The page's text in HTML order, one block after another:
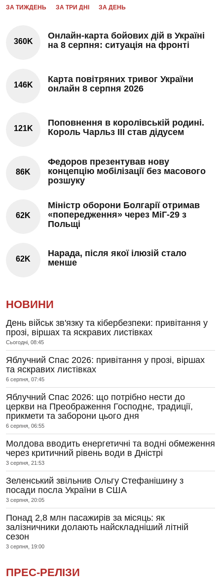
ЗА ТИЖДЕНЬ ЗА ТРИ ДНІ ЗА ДЕНЬ
360K
Онлайн-карта бойових дій в Україні
на 8 серпня: ситуація на фронті
146K
Карта повітряних тривог України
онлайн 8 серпня 2026
121K
Поповнення в королівській родині.
Король Чарльз III став дідусем
86K
Федоров презентував нову
концепцію мобілізації без масового
розшуку
62K
Міністр оборони Болгарії отримав
«попередження» через МіГ-29 з
Польщі
62K
Нарада, після якої ілюзій стало
менше
НОВИНИ
День військ зв'язку та кібербезпеки: привітання у
прозі, віршах та яскравих листівках
Сьогодні, 08:45
Яблучний Спас 2026: привітання у прозі, віршах
та яскравих листівках
6 серпня, 07:45
Яблучний Спас 2026: що потрібно нести до
церкви на Преображення Господнє, традиції,
прикмети та заборони цього дня
6 серпня, 06:55
Молдова вводить енергетичні та водні обмеження
через критичний рівень води в Дністрі
3 серпня, 21:53
Зеленський звільнив Ольгу Стефанішину з
посади посла України в США
3 серпня, 20:05
Понад 2,8 млн пасажирів за місяць: як
залізничники долають найскладніший літній
сезон
3 серпня, 19:00
ПРЕС-РЕЛІЗИ